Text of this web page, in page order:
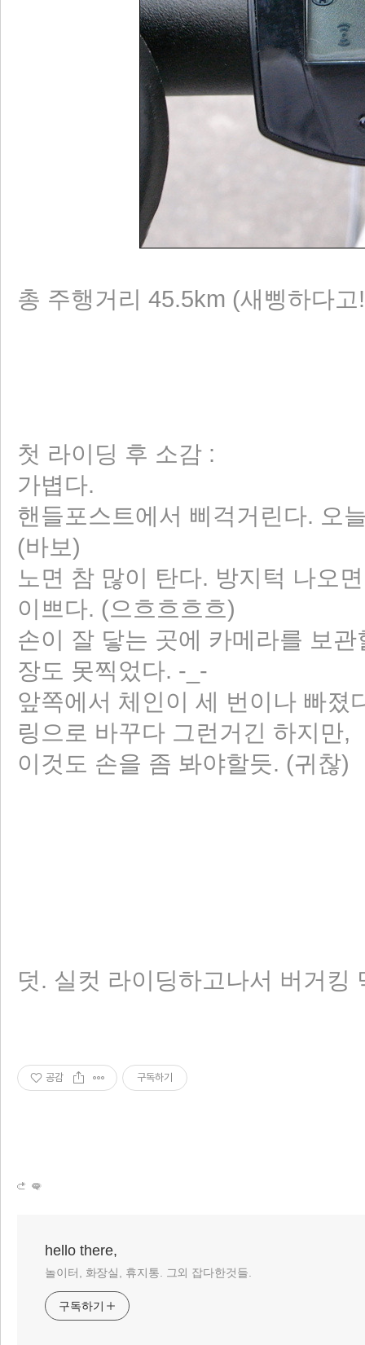
총 주행거리 45.5km (새삥하다고
첫 라이딩 후 소감 :
가볍다.
핸들포스트에서 삐걱거린다. 오
(바보)
노면 참 많이 탄다. 방지턱 나오
이쁘다. (으흐흐흐흐)
손이 잘 닿는 곳에 카메라를 보
장도 못찍었다. -_-
앞쪽에서 체인이 세 번이나 빠졌
링으로 바꾸다 그런거긴 하지만,
이것도 손을 좀 봐야할듯. (귀찮)
덧. 실컷 라이딩하고나서 버거킹
공감 구독하기
hello there,
놀이터, 화장실, 휴지통. 그외 잡다한것들.
구독하기